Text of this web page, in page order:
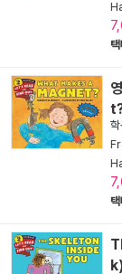
택
택